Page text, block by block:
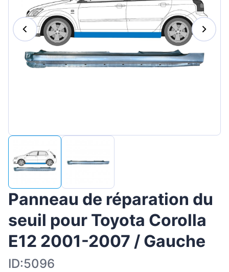
Magyar
Lietuvių
Hrvatski
Português
Panneau de réparation du
seuil pour Toyota Corolla
E12 2001-2007 / Gauche
ID:5096